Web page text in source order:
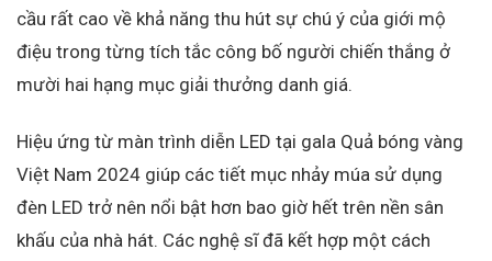
cầu rất cao về khả năng thu hút sự chú ý của giới mộ
điệu trong từng tích tắc công bố người chiến thắng ở
mười hai hạng mục giải thưởng danh giá.
Hiệu ứng từ màn trình diễn LED tại gala Quả bóng vàng
Việt Nam 2024 giúp các tiết mục nhảy múa sử dụng
đèn LED trở nên nổi bật hơn bao giờ hết trên nền sân
khấu của nhà hát. Các nghệ sĩ đã kết hợp một cách